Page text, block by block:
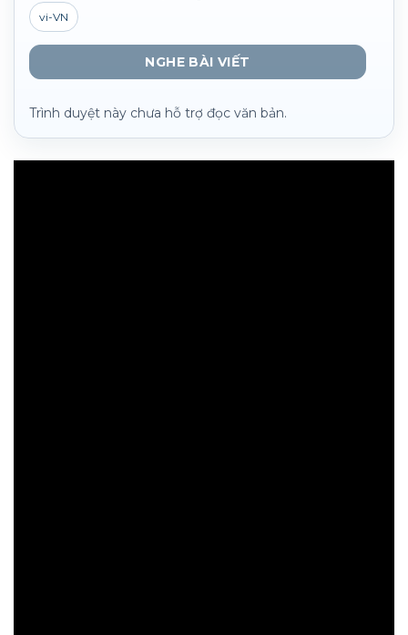
vi-VN
NGHE BÀI VIẾT
Trình duyệt này chưa hỗ trợ đọc văn bản.